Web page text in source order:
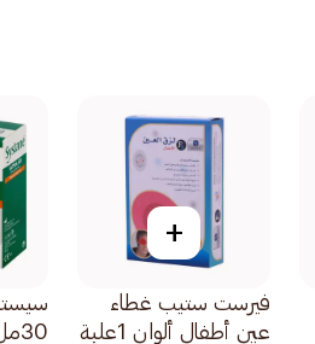
+
فيرست ستيب غطاء
عين أطفال ألوان 1علبة
30مل